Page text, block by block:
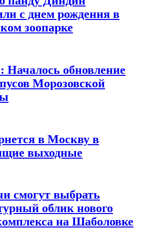
с днем рождения в
зоопарке
Началось обновление
Морозовской
в Москву в
выходные
смогут выбрать
облик нового
на Шаболовке